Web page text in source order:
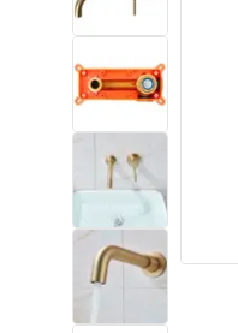
Vasche da
Rubinetti da
Cucina